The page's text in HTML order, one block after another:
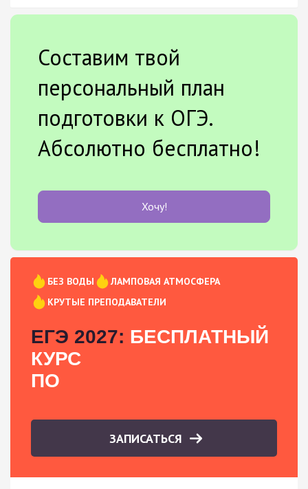
Составим твой
персональный план
подготовки к ОГЭ.
Абсолютно бесплатно!
Хочу!
БЕЗ ВОДЫ
ЛАМПОВАЯ АТМОСФЕРА
КРУТЫЕ ПРЕПОДАВАТЕЛИ
ЕГЭ 2027: БЕСПЛАТНЫЙ
КУРС
ПО
ЗАПИСАТЬСЯ